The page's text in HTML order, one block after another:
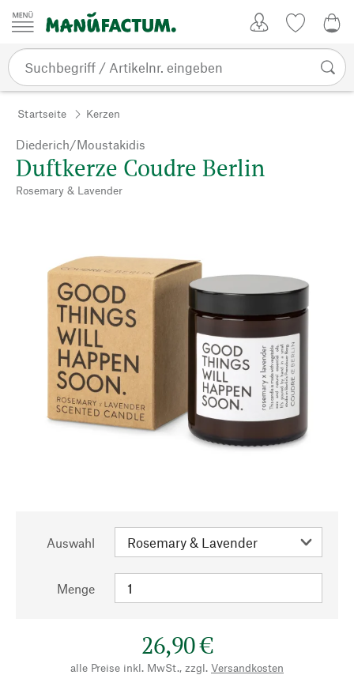
Zum Inhalt springen
Startseite Kerzen
Diederich/Moustakidis
Duftkerze Coudre Berlin
Rosemary & Lavender
Auswahl
Menge
26,90 €
alle Preise inkl. MwSt., zzgl. Versandkosten